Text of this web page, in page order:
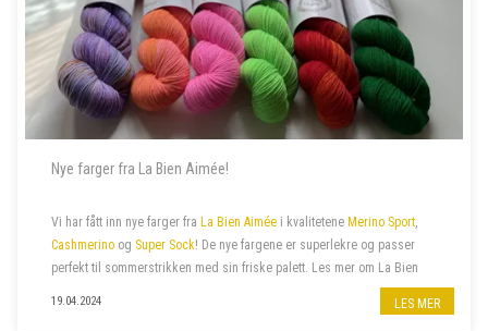
Nye farger fra La Bien Aimée!
Vi har fått inn nye farger fra La Bien Aimée i kvalitetene Merino Sport
Cashmerino og Super Sock! De nye fargene er superlekre og passer
perfekt til sommerstrikken med sin friske palett. Les mer om La Bien
19.04.2024 LES MER